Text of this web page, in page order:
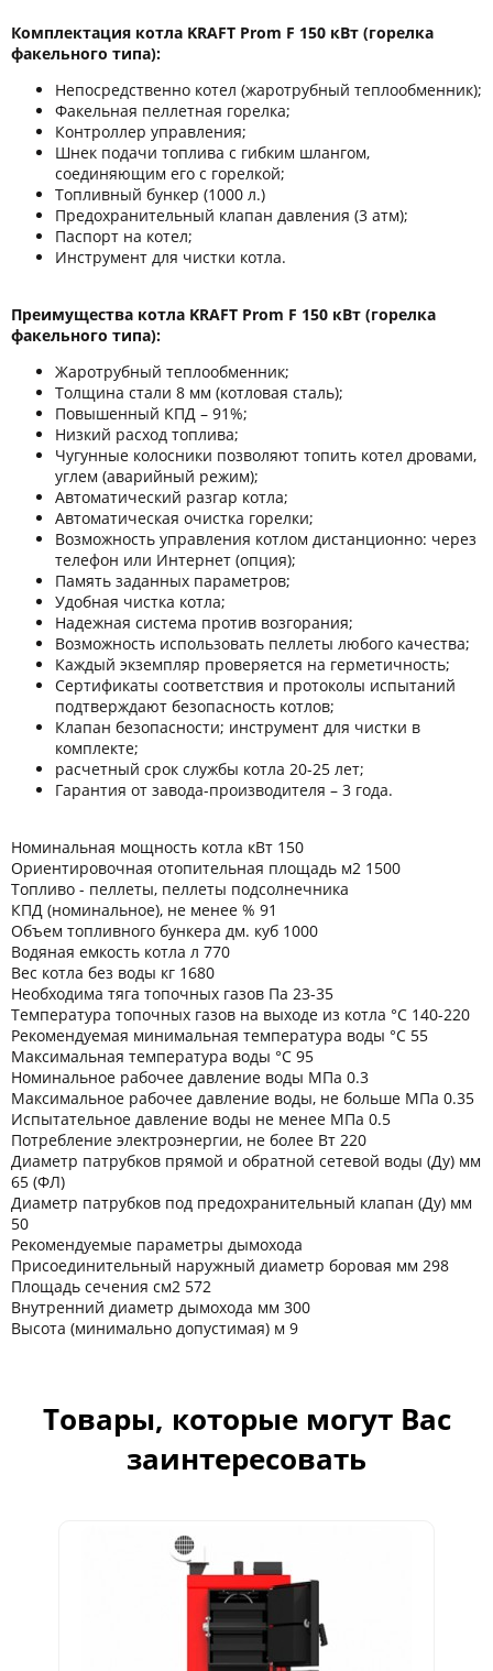
Комплектация котла KRAFT Prom F 150 кВт (горелка
факельного типа):
Непосредственно котел (жаротрубный теплообменник);
Факельная пеллетная горелка;
Контроллер управления;
Шнек подачи топлива с гибким шлангом,
соединяющим его с горелкой;
Топливный бункер (1000 л.)
Предохранительный клапан давления (3 атм);
Паспорт на котел;
Инструмент для чистки котла.
Преимущества котла KRAFT Prom F 150 кВт (горелка
факельного типа):
Жаротрубный теплообменник;
Толщина стали 8 мм (котловая сталь);
Повышенный КПД – 91%;
Низкий расход топлива;
Чугунные колосники позволяют топить котел дровами,
углем (аварийный режим);
Автоматический разгар котла;
Автоматическая очистка горелки;
Возможность управления котлом дистанционно: через
телефон или Интернет (опция);
Память заданных параметров;
Удобная чистка котла;
Надежная система против возгорания;
Возможность использовать пеллеты любого качества;
Каждый экземпляр проверяется на герметичность;
Сертификаты соответствия и протоколы испытаний
подтверждают безопасность котлов;
Клапан безопасности; инструмент для чистки в
комплекте;
расчетный срок службы котла 20-25 лет;
Гарантия от завода-производителя – 3 года.
Номинальная мощность котла кВт 150
Ориентировочная отопительная площадь м2 1500
Топливо - пеллеты, пеллеты подсолнечника
КПД (номинальное), не менее % 91
Объем топливного бункера дм. куб 1000
Водяная емкость котла л 770
Вес котла без воды кг 1680
Необходима тяга топочных газов Па 23-35
Температура топочных газов на выходе из котла °C 140-220
Рекомендуемая минимальная температура воды °C 55
Максимальная температура воды °C 95
Номинальное рабочее давление воды МПа 0.3
Максимальное рабочее давление воды, не больше МПа 0.35
Испытательное давление воды не менее МПа 0.5
Потребление электроэнергии, не более Вт 220
Диаметр патрубков прямой и обратной сетевой воды (Ду) мм
65 (ФЛ)
Диаметр патрубков под предохранительный клапан (Ду) мм
50
Рекомендуемые параметры дымохода
Присоединительный наружный диаметр боровая мм 298
Площадь сечения см2 572
Внутренний диаметр дымохода мм 300
Высота (минимально допустимая) м 9
Товары, которые могут Вас
заинтересовать